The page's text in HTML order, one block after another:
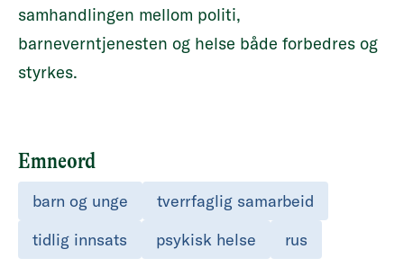
samhandlingen mellom politi,
barneverntjenesten og helse både forbedres og
styrkes.
Emneord
barn og unge
tverrfaglig samarbeid
tidlig innsats
psykisk helse rus